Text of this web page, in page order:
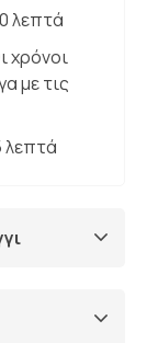
λεπτά
χρόνοι
με τις
λεπτά